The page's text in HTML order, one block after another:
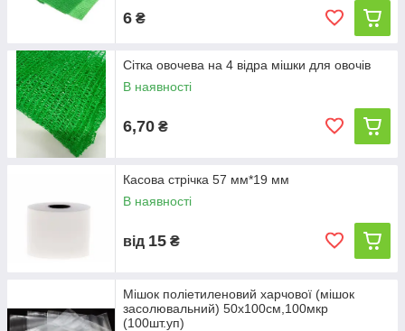
6 ₴
Сітка овочева на 4 відра мішки для овочів
В наявності
6,70 ₴
Касова стрічка 57 мм*19 мм
В наявності
від 15 ₴
Мішок поліетиленовий харчової (мішок
засолювальний) 50х100см,100мкр
(100шт.уп)